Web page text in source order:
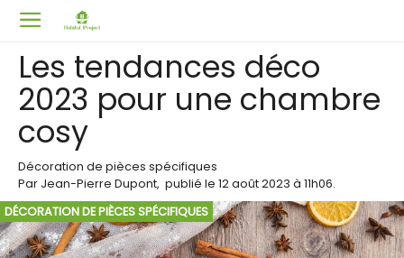
Les tendances déco
2023 pour une chambre
cosy
Décoration de pièces spécifiques
Par Jean-Pierre Dupont, publié le 12 août 2023 à 11h06.
DÉCORATION DE PIÈCES SPÉCIFIQUES